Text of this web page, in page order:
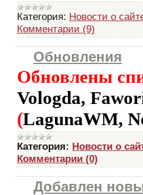
Категория: Новости о
Комментарии (9)
Обновления
Обновлены
Vologda,
(LagunaWM,
Категория: Новости о
Комментарии (0)
Добавлен